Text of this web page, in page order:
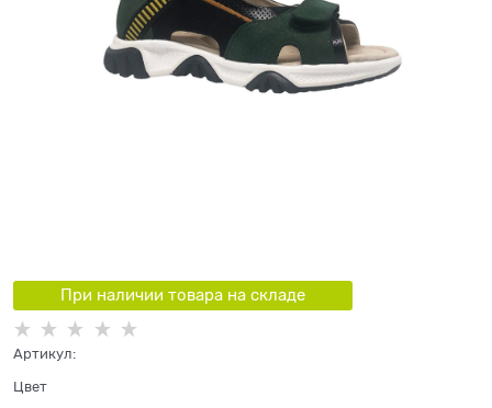
При наличии товара на складе
Артикул:
Цвет